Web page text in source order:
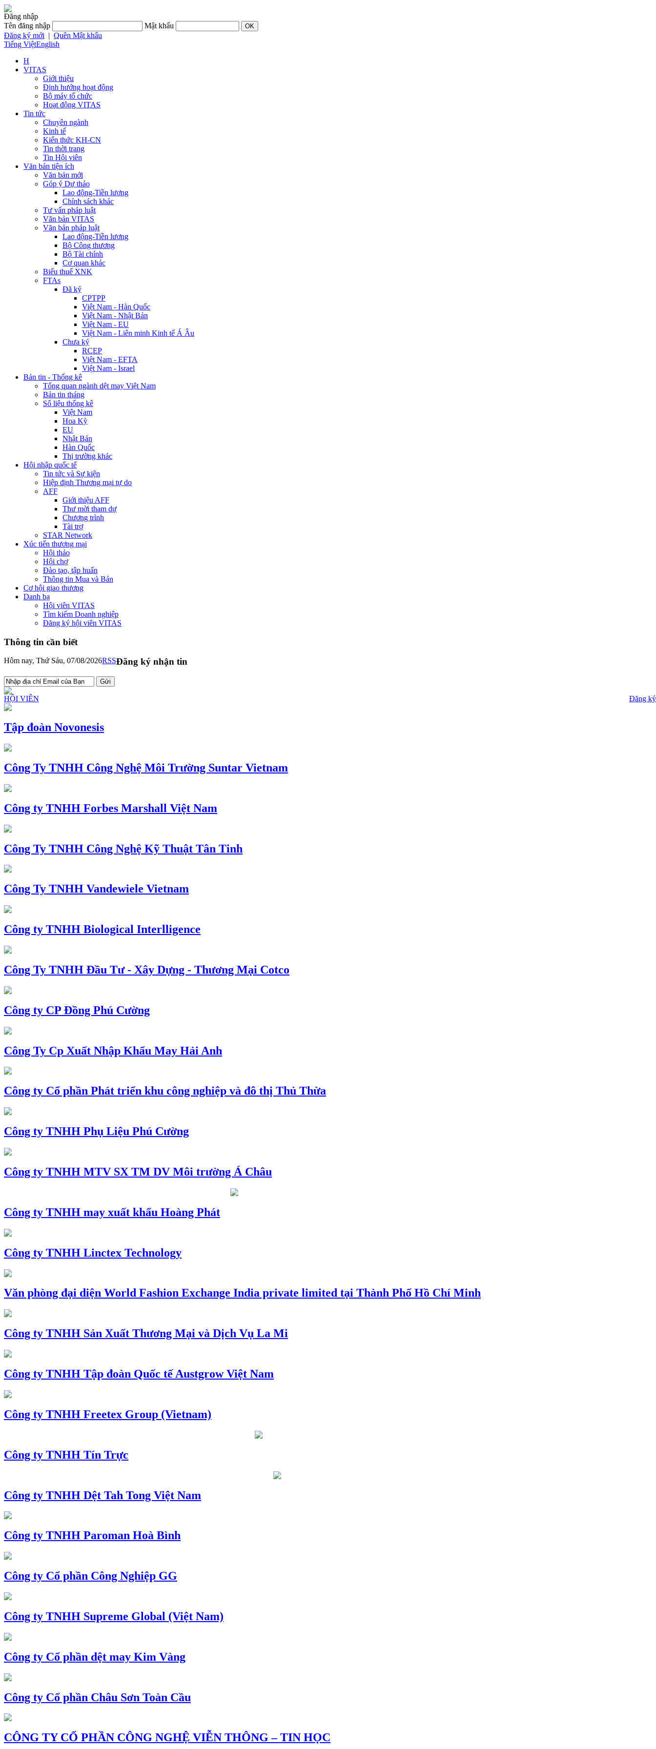
Đăng nhập
Tên đăng nhập
Mật khẩu
Đăng ký mới | Quên Mật khẩu
Tiếng ViệtEnglish
H
VITAS
Giới thiệu
Định hướng hoạt động
Bộ máy tổ chức
Hoạt động VITAS
Tin tức
Chuyên ngành
Kinh tế
Kiến thức KH-CN
Tin thời trang
Tin Hội viên
Văn bản tiện ích
Văn bản mới
Góp ý Dự thảo
Lao động-Tiền lương
Chính sách khác
Tư vấn pháp luật
Văn bản VITAS
Văn bản pháp luật
Lao động-Tiền lương
Bộ Công thương
Bộ Tài chính
Cơ quan khác
Biểu thuế XNK
FTAs
Đã ký
CPTPP
Việt Nam - Hàn Quốc
Việt Nam - Nhật Bản
Việt Nam - EU
Việt Nam - Liên minh Kinh tế Á Âu
Chưa ký
RCEP
Việt Nam - EFTA
Việt Nam - Israel
Bản tin - Thống kê
Tổng quan ngành dệt may Việt Nam
Bản tin tháng
Số liệu thống kê
Việt Nam
Hoa Kỳ
EU
Nhật Bản
Hàn Quốc
Thị trường khác
Hội nhập quốc tế
Tin tức và Sự kiện
Hiệp định Thương mại tự do
AFF
Giới thiệu AFF
Thư mời tham dự
Chương trình
Tài trợ
STAR Network
Xúc tiến thương mại
Hội thảo
Hội chợ
Đào tạo, tập huấn
Thông tin Mua và Bán
Cơ hội giao thương
Danh bạ
Hội viên VITAS
Tìm kiếm Doanh nghiệp
Đăng ký hội viên VITAS
Thông tin cần biết
Hôm nay, Thứ Sáu, 07/08/2026RSSĐăng ký nhận tin
HỘI VIÊN Đăng ký
Tập đoàn Novonesis
Công Ty TNHH Công Nghệ Môi Trường Suntar Vietnam
Công ty TNHH Forbes Marshall Việt Nam
Công Ty TNHH Công Nghệ Kỹ Thuật Tân Tinh
Công Ty TNHH Vandewiele Vietnam
Công ty TNHH Biological Interlligence
Công Ty TNHH Đầu Tư - Xây Dựng - Thương Mại Cotco
Công ty CP Đồng Phú Cường
Công Ty Cp Xuất Nhập Khẩu May Hải Anh
Công ty Cổ phần Phát triển khu công nghiệp và đô thị Thủ Thừa
Công ty TNHH Phụ Liệu Phú Cường
Công ty TNHH MTV SX TM DV Môi trường Á Châu
Công ty TNHH may xuất khẩu Hoàng Phát
Công ty TNHH Linctex Technology
Văn phòng đại diện World Fashion Exchange India private limited tại Thành Phố Hồ Chí Minh
Công ty TNHH Sản Xuất Thương Mại và Dịch Vụ La Mi
Công ty TNHH Tập đoàn Quốc tế Austgrow Việt Nam
Công ty TNHH Freetex Group (Vietnam)
Công ty TNHH Tín Trực
Công ty TNHH Dệt Tah Tong Việt Nam
Công ty TNHH Paroman Hoà Bình
Công ty Cổ phần Công Nghiệp GG
Công ty TNHH Supreme Global (Việt Nam)
Công ty Cổ phần dệt may Kim Vàng
Công ty Cổ phần Châu Sơn Toàn Cầu
CÔNG TY CỔ PHẦN CÔNG NGHỆ VIỄN THÔNG – TIN HỌC